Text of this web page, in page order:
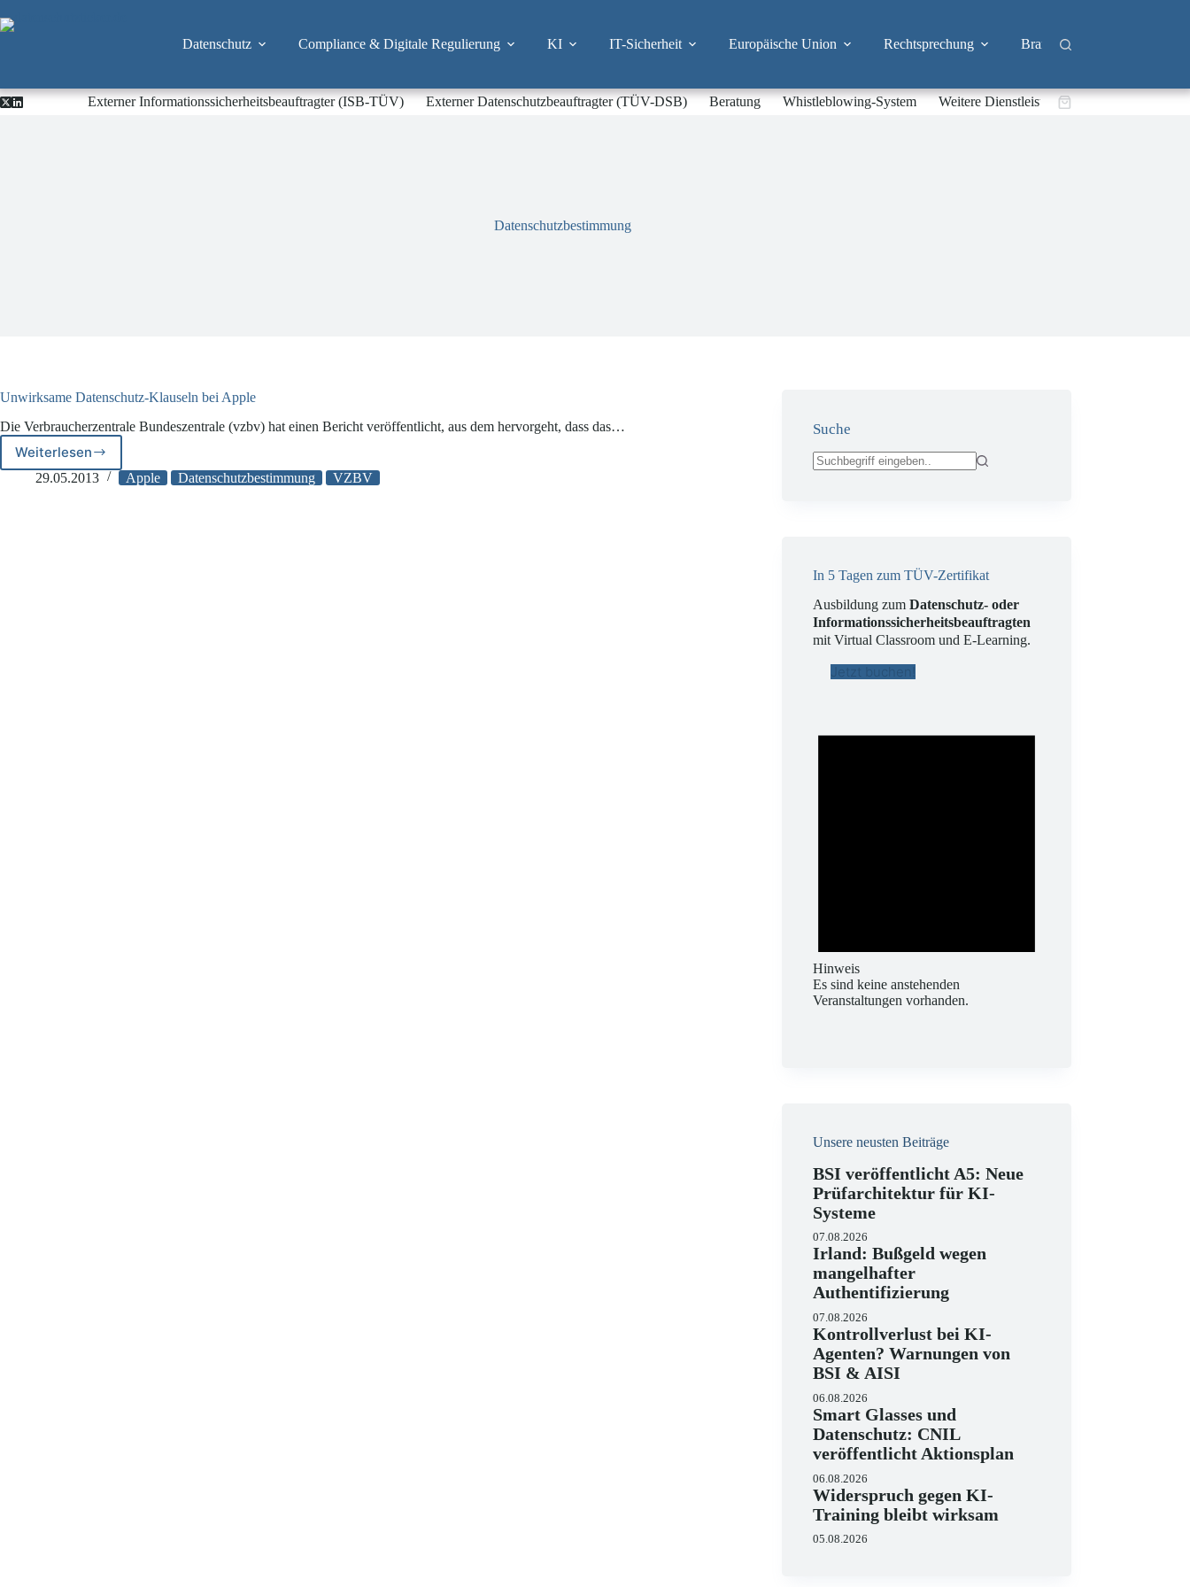
Inhalt
Datenschutz Compliance & Digitale Regulierung KI IT-Sicherheit Europäische Union Rechtsprechung Branchen
Externer Informationssicherheitsbeauftragter (ISB-TÜV) Externer Datenschutzbeauftragter (TÜV-DSB) Beratung Whistleblowing-System Weitere DienstleistungenWarenkorb
Datenschutzbestimmung
Unwirksame Datenschutz-Klauseln bei Apple
Die Verbraucherzentrale Bundeszentrale (vzbv) hat einen Bericht veröffentlicht, aus dem hervorgeht, dass das…
WeiterlesenUnwirksame
Datenschutz-
29.05.2013 Apple Datenschutzbestimmung VZBV
Suche
In 5 Tagen zum TÜV-Zertifikat
Ausbildung zumDatenschutz- oder
Informationssicherheitsbeauftragten
mit Virtual Classroom und E-Learning.
Jetzt buchen!
Hinweis
Es sind keine anstehenden
Veranstaltungen vorhanden.
Unsere neusten Beiträge
BSI veröffentlicht A5: Neue
Prüfarchitektur für KI-
Systeme
07.08.2026
Irland: Bußgeld wegen
mangelhafter
Authentifizierung
07.08.2026
Kontrollverlust bei KI-
Agenten? Warnungen von
BSI & AISI
06.08.2026
Smart Glasses und
Datenschutz: CNIL
veröffentlicht Aktionsplan
06.08.2026
Widerspruch gegen KI-
Training bleibt wirksam
05.08.2026